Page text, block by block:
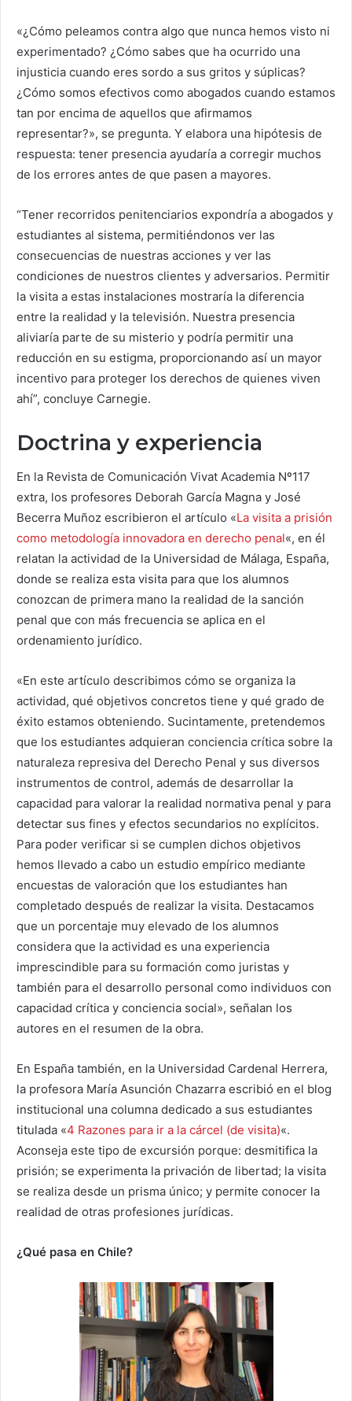
«¿Cómo peleamos contra algo que nunca hemos visto ni
experimentado? ¿Cómo sabes que ha ocurrido una
injusticia cuando eres sordo a sus gritos y súplicas?
¿Cómo somos efectivos como abogados cuando estamos
tan por encima de aquellos que afirmamos
representar?», se pregunta. Y elabora una hipótesis de
respuesta: tener presencia ayudaría a corregir muchos
de los errores antes de que pasen a mayores.
“Tener recorridos penitenciarios expondría a abogados y
estudiantes al sistema, permitiéndonos ver las
consecuencias de nuestras acciones y ver las
condiciones de nuestros clientes y adversarios. Permitir
la visita a estas instalaciones mostraría la diferencia
entre la realidad y la televisión. Nuestra presencia
aliviaría parte de su misterio y podría permitir una
reducción en su estigma, proporcionando así un mayor
incentivo para proteger los derechos de quienes viven
ahí”, concluye Carnegie.
Doctrina y experiencia
En la Revista de Comunicación Vivat Academia Nº117
extra, los profesores Deborah García Magna y José
Becerra Muñoz escribieron el artículo «La visita a prisión
como metodología innovadora en derecho penal«, en él
relatan la actividad de la Universidad de Málaga, España,
donde se realiza esta visita para que los alumnos
conozcan de primera mano la realidad de la sanción
penal que con más frecuencia se aplica en el
ordenamiento jurídico.
«En este artículo describimos cómo se organiza la
actividad, qué objetivos concretos tiene y qué grado de
éxito estamos obteniendo. Sucintamente, pretendemos
que los estudiantes adquieran conciencia crítica sobre la
naturaleza represiva del Derecho Penal y sus diversos
instrumentos de control, además de desarrollar la
capacidad para valorar la realidad normativa penal y para
detectar sus fines y efectos secundarios no explícitos.
Para poder verificar si se cumplen dichos objetivos
hemos llevado a cabo un estudio empírico mediante
encuestas de valoración que los estudiantes han
completado después de realizar la visita. Destacamos
que un porcentaje muy elevado de los alumnos
considera que la actividad es una experiencia
imprescindible para su formación como juristas y
también para el desarrollo personal como individuos con
capacidad crítica y conciencia social», señalan los
autores en el resumen de la obra.
En España también, en la Universidad Cardenal Herrera,
la profesora María Asunción Chazarra escribió en el blog
institucional una columna dedicado a sus estudiantes
titulada «4 Razones para ir a la cárcel (de visita)«.
Aconseja este tipo de excursión porque: desmitifica la
prisión; se experimenta la privación de libertad; la visita
se realiza desde un prisma único; y permite conocer la
realidad de otras profesiones jurídicas.
¿Qué pasa en Chile?